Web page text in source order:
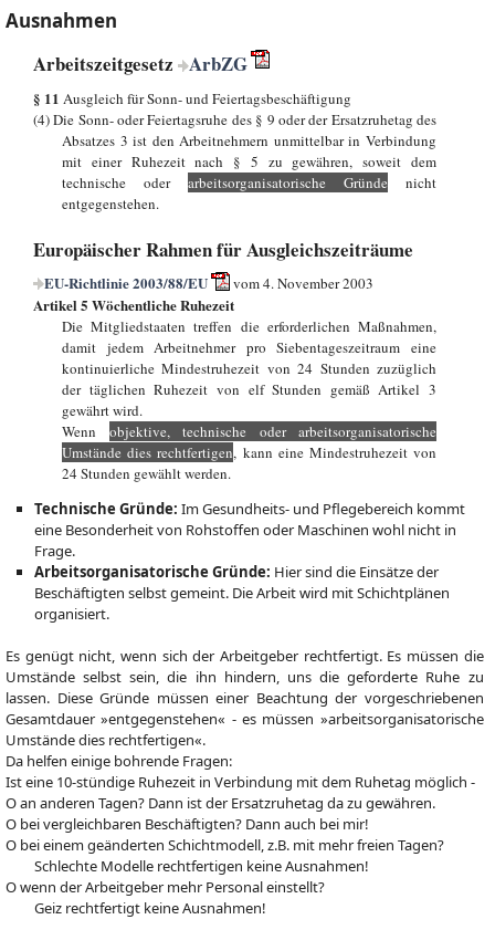
Ausnahmen
Arbeitszeitgesetz ArbZG
§ 11 Ausgleich für Sonn- und Feiertagsbeschäftigung
(4) Die Sonn- oder Feiertagsruhe des § 9 oder der Ersatzruhetag des
Absatzes 3 ist den Arbeitnehmern unmittelbar in Verbindung
mit einer Ruhezeit nach § 5 zu gewähren, soweit dem
technische oder arbeitsorganisatorische Gründe nicht
entgegenstehen.
Europäischer Rahmen für Ausgleichszeiträume
EU-Richtlinie 2003/88/EU vom 4. November 2003
Artikel 5 Wöchentliche Ruhezeit
Die Mitgliedstaaten treffen die erforderlichen Maßnahmen,
damit jedem Arbeitnehmer pro Siebentageszeitraum eine
kontinuierliche Mindestruhezeit von 24 Stunden zuzüglich
der täglichen Ruhezeit von elf Stunden gemäß Artikel 3
gewährt wird.
Wenn objektive, technische oder arbeitsorganisatorische
Umstände dies rechtfertigen, kann eine Mindestruhezeit von
24 Stunden gewählt werden.
Technische Gründe: Im Gesundheits- und Pflegebereich kommt
eine Besonderheit von Rohstoffen oder Maschinen wohl nicht in
Frage.
Arbeitsorganisatorische Gründe: Hier sind die Einsätze der
Beschäftigten selbst gemeint. Die Arbeit wird mit Schichtplänen
organisiert.
Es genügt nicht, wenn sich der Arbeitgeber rechtfertigt. Es müssen die
Umstände selbst sein, die ihn hindern, uns die geforderte Ruhe zu
lassen. Diese Gründe müssen einer Beachtung der vorgeschriebenen
Gesamtdauer »entgegenstehen« - es müssen »arbeitsorganisatorische
Umstände dies rechtfertigen«.
Da helfen einige bohrende Fragen:
Ist eine 10-stündige Ruhezeit in Verbindung mit dem Ruhetag möglich -
Ο an anderen Tagen? Dann ist der Ersatzruhetag da zu gewähren.
Ο bei vergleichbaren Beschäftigten? Dann auch bei mir!
Ο bei einem geänderten Schichtmodell, z.B. mit mehr freien Tagen?
Schlechte Modelle rechtfertigen keine Ausnahmen!
Ο wenn der Arbeitgeber mehr Personal einstellt?
Geiz rechtfertigt keine Ausnahmen!